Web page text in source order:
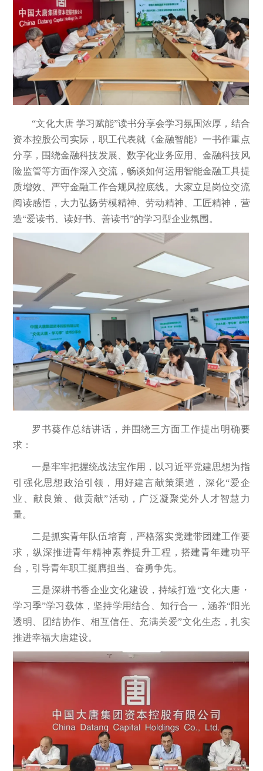
“文化大唐 学习赋能”读书分享会学习氛围浓厚，结合
资本控股公司实际，职工代表就《金融智能》一书作重点
分享，围绕金融科技发展、数字化业务应用、金融科技风
险监管等方面作深入交流，畅谈如何运用智能金融工具提
质增效、严守金融工作合规风控底线。大家立足岗位交流
阅读感悟，大力弘扬劳模精神、劳动精神、工匠精神，营
造“爱读书、读好书、善读书”的学习型企业氛围。
罗书葵作总结讲话，并围绕三方面工作提出明确要
求：
一是牢牢把握统战法宝作用，以习近平党建思想为指
引强化思想政治引领，用好建言献策渠道，深化“爱企
业、献良策、做贡献”活动，广泛凝聚党外人才智慧力
量。
二是抓实青年队伍培育，严格落实党建带团建工作要
求，纵深推进青年精神素养提升工程，搭建青年建功平
台，引导青年职工挺膺担当、奋勇争先。
三是深耕书香企业文化建设，持续打造“文化大唐・
学习季”学习载体，坚持学用结合、知行合一，涵养“阳光
透明、团结协作、相互信任、充满关爱”文化生态，扎实
推进幸福大唐建设。